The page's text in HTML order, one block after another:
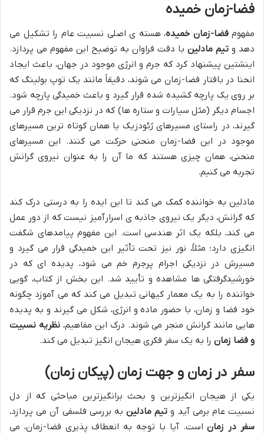
فضا-زمان خمیده
مفهومفضا-زمان خمیده، هسته ی اصلی نسبیت عام را تشکیل می
دهد و تیم مادلین با دقت فراوان به توضیح این مفهوم می پردازد.
اینشتین پیشنهاد کرد که جرم و انرژی موجود در جهان، باعث ایجاد
انحنا در بافتار فضا-زمان می شوند، دقیقاً مانند یک توپ بولینگ که
بر روی یک پارچه کشیده شده قرار گیرد و باعث خمیدگی پارچه شود.
اجسام دیگر (مثل سیارات و ستاره ها) که در نزدیکی این جرم قرار می
گیرند، در راستای مسیرهای ژئودزیک یا همان کوتاه ترین مسیرهای
موجود در این فضا-زمان منحنی حرکت می کنند. این مسیرهای
منحنی، همان چیزی هستند که ما آن را به عنوان نیروی گرانش
تجربه می کنیم.
مادلین به خواننده کمک می کند تا این ایده را به درستی درک کند
که گرانش، دیگر یک نیروی جاذبه ی اسرارآمیز نیست که از دور عمل
می کند، بلکه یک اثر هندسی است. این مفهوم پیامدهای شگفت
انگیزی دارد؛ مثلاً، نور نیز تحت تأثیر این خمیدگی قرار می گیرد و
مسیرش در نزدیکی اجرام پرجرم خم می شود، پدیده ای که در
خورشیدگرفتگی ها مشاهده و تأیید شد. این بخش از کتاب، گویی
خواننده را به یک معمار کیهانی تبدیل می کند که می آموزد چگونه
خود فضا و زمان، با حضور ماده و انرژی، شکل می گیرند و به پدیده
هایی مانند گرانش منجر می شوند. درک این مفاهیم،نظریه نسبیت
و فضا زمان را به یک سفر فکری هیجان انگیز تبدیل می کند.
سفر در زمان و جهت زمان (پیکان زمان)
یکی از هیجان انگیزترین و بحث برانگیزترین مباحثی که از دل
نسبیت عام برمی آید و تیم مادلین به بررسی فلسفی آن می پردازد،
سفر در زماناست. آیا با توجه به انعطاف پذیری فضا-زمان، می